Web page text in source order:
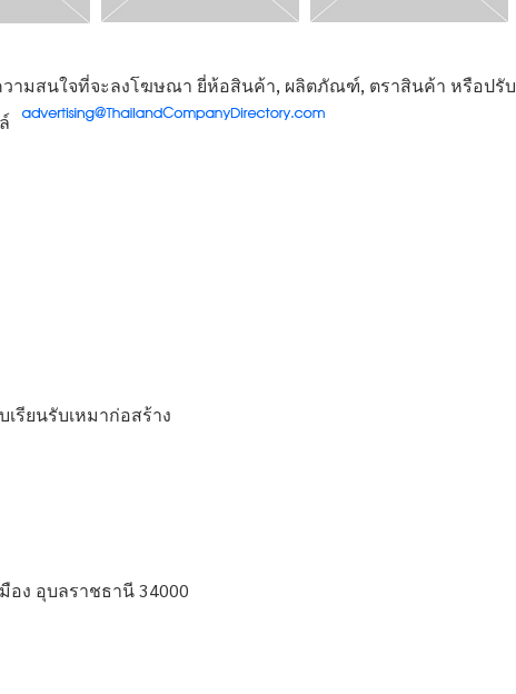
ามสนใจที่จะลงโฆษณา ยี่ห้อสินค้า, ผลิตภัณฑ์, ตราสินค้า หรือปรับ
รียนรับเหมาก่อสร้าง
อง อุบลราชธานี 34000